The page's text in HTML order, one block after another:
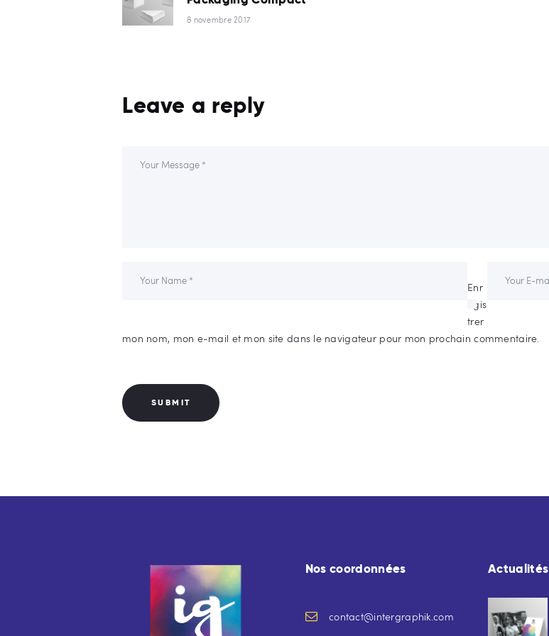
DE
8 novembre 2017
Leave a reply
Enr
egis
trer
mon nom, mon e-mail et mon site dans le navigateur pour mon prochain commentaire.
Nos coordonnées
contact@intergraphik.com
Actualités